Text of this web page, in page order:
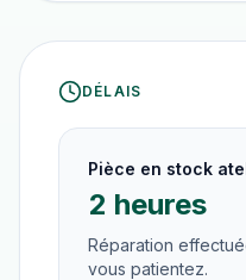
DÉLAIS
Pièce en stock
2 heures
Réparation
vous patientez.